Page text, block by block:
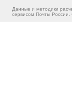
Данные и методики
сервисом Почты России.